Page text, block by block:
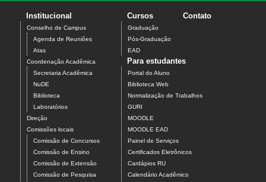
Institucional
Conselho de Campus
Agenda de Reuniões
Atas
Coordenação Acadêmica
Secretaria Acadêmica
NuDE
Biblioteca
Laboratórios
Direção
Comissões locais
Comissão de Concursos
Comissão de Ensino
Comissão de Extensão
Comissão de Pesquisa
Cursos
Graduação
Pós-Graduação
EAD
Contato
Para estudantes
Portal do Aluno
Biblioteca Web
Normalização de Trabalhos
GURI
MOODLE
MOODLE EAD
Painel de Serviços
Certificados Eletrônicos
Cardápios RU
Calendário Acadêmico